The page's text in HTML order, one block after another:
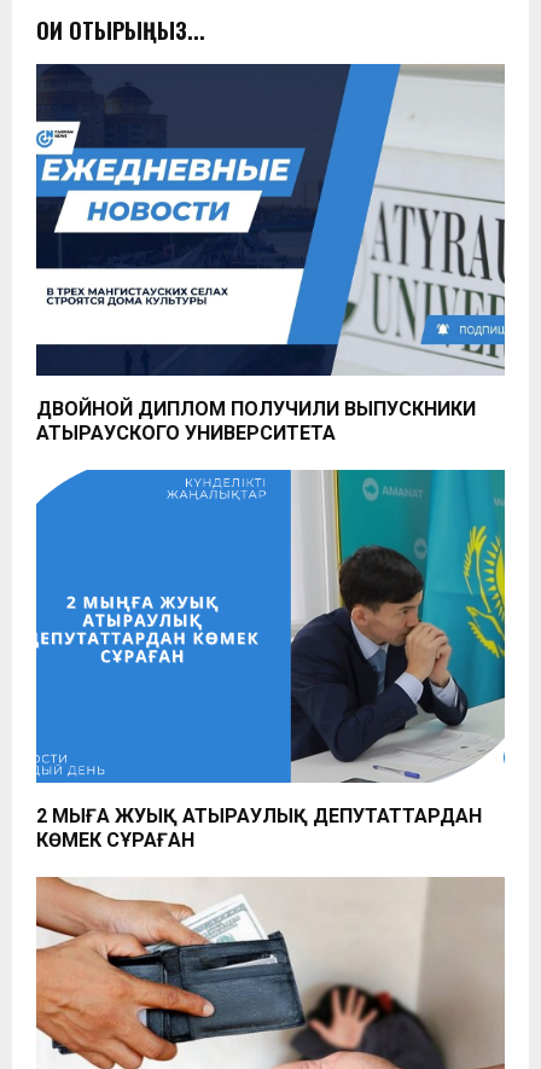
ОҚИ ОТЫРЫҢЫЗ...
ДВОЙНОЙ ДИПЛОМ ПОЛУЧИЛИ ВЫПУСКНИКИ
АТЫРАУСКОГО УНИВЕРСИТЕТА
2 МЫҢҒА ЖУЫҚ АТЫРАУЛЫҚ ДЕПУТАТТАРДАН
КӨМЕК СҰРАҒАН